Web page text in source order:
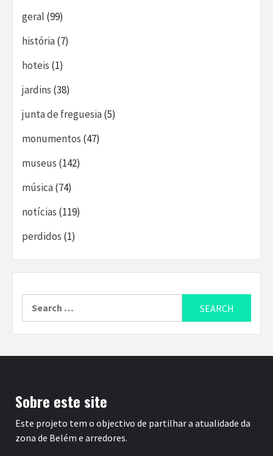
geral (99)
história(7)
hoteis (1)
jardins (38)
junta de freguesia(5)
monumentos (47)
museus (142)
música(74)
notícias (119)
perdidos (1)
Sobre este site
Este projeto tem o objectivo de partilhar a atualidade da
zona de Belém e arredores.